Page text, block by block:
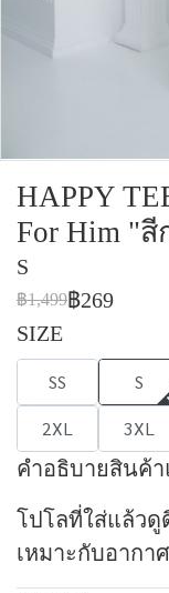
HAPPY
For Him "
S
฿1,499฿269
SIZE
SS S
2XL
3XL
คำอธิบายสินค้
โปโลที่ใส่แล้วดู
เหมาะกับอากา